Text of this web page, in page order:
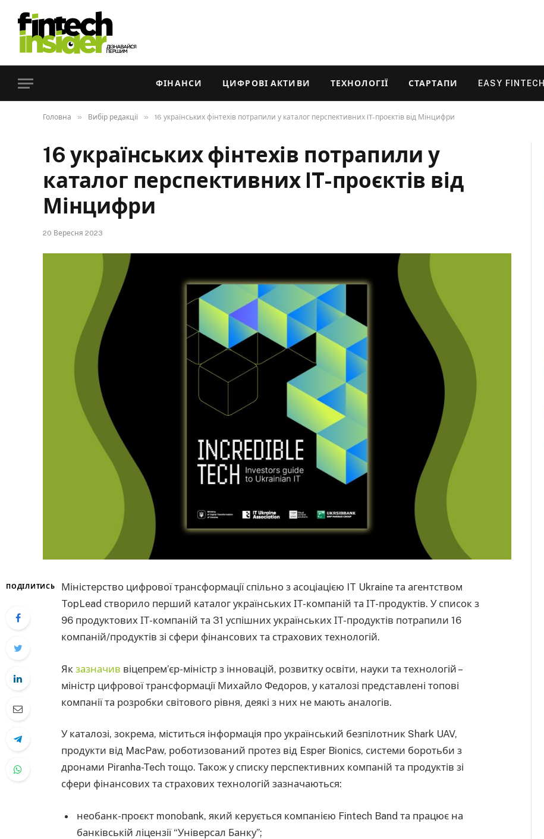
ФІНАНСИ ЦИФРОВІ АКТИВИ ТЕХНОЛОГІЇ СТАРТАПИ EASY FINTECH
Головна » Вибір редакції » 16 українських фінтехів потрапили у каталог перспективних IT-проєктів від Мінцифри
16 українських фінтехів потрапили у
каталог перспективних IT-проєктів від
Мінцифри
20 Вересня 2023
ПОДІЛИТИСЬ
Міністерство цифрової трансформації спільно з асоціацією IT Ukraine та агентством
TopLead створило перший каталог українських ІТ-компаній та ІТ-продуктів. У список з
96 продуктових ІТ-компаній та 31 успішних українських ІТ-продуктів потрапили 16
компаній/продуктів зі сфери фінансових та страхових технологій.
Як зазначив віцепрем’єр-міністр з інновацій, розвитку освіти, науки та технологій –
міністр цифрової трансформації Михайло Федоров, у каталозі представлені топові
компанії та розробки світового рівня, деякі з них не мають аналогів.
У каталозі, зокрема, міститься інформація про український безпілотник Shark UAV,
продукти від MacPaw, роботизований протез від Esper Bionics, системи боротьби з
дронами Piranha-Tech тощо. Також у списку перспективних компаній та продуктів зі
сфери фінансових та страхових технологій зазначаються:
необанк-проєкт monobank, який керується компанією Fintech Band та працює на
банківській ліцензії “Універсал Банку”;